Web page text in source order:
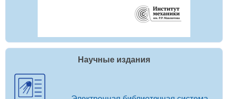
Научные издания